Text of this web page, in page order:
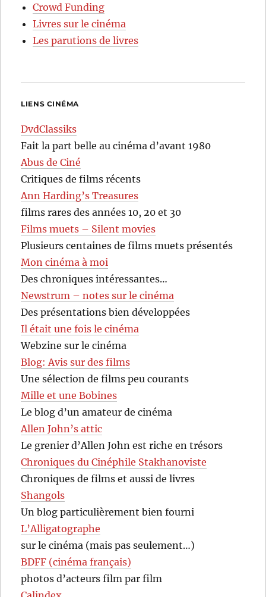
Crowd Funding
Livres sur le cinéma
Les parutions de livres
LIENS CINÉMA
DvdClassiks
Fait la part belle au cinéma d’avant 1980
Abus de Ciné
Critiques de films récents
Ann Harding’s Treasures
films rares des années 10, 20 et 30
Films muets – Silent movies
Plusieurs centaines de films muets présentés
Mon cinéma à moi
Des chroniques intéressantes…
Newstrum – notes sur le cinéma
Des présentations bien développées
Il était une fois le cinéma
Webzine sur le cinéma
Blog: Avis sur des films
Une sélection de films peu courants
Mille et une Bobines
Le blog d’un amateur de cinéma
Allen John’s attic
Le grenier d’Allen John est riche en trésors
Chroniques du Cinéphile Stakhanoviste
Chroniques de films et aussi de livres
Shangols
Un blog particulièrement bien fourni
L’Alligatographe
sur le cinéma (mais pas seulement…)
BDFF (cinéma français)
photos d’acteurs film par film